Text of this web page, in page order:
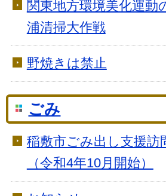
関東地方環境美化運動
浦清掃大作戦
野焼きは禁止
ごみ
稲敷市ごみ出し支援訪
（令和4年10月開始）